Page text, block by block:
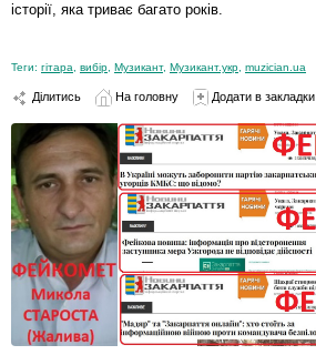
історії, яка триває багато років.
Теги: гітара вибір Музикант, Музикант.укр muzician.ua
Ділитись На головну Додати в закладки